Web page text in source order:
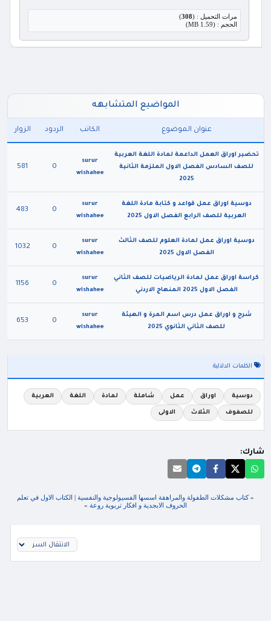
مرات التحميل : (308
)
الحجم : (1.59 MB)
المواضيع المتشابهه
عنوان الموضوع الكاتب الردود الزوار
تحضير اوراق العمل الداعمة لمادة اللغة العربية
للصف السادس الفصل الاول الملزمة الثانية
2025
surur
wishahee
0
581
دوسية اوراق عمل قواعد و كتابة مادة اللغة
العربية للصف الرابع الفصل الاول 2025
surur
wishahee
0
483
دوسية اوراق عمل لمادة العلوم للصف الثالث
الفصل الاول 2025
surur
wishahee
0
1032
كراسة اوراق عمل لمادة الرياضيات للصف الثاني
الفصل الاول 2025 المنهاج الاردني
surur
wishahee
0
1156
شرح و اوراق عمل درس اسم المرة و الهيئة
للصف الثاني الثانوي 2025
surur
wishahee
0
653
الكلمات الدلالية
دوسية اوراق عمل شاملة لمادة اللغة العربية
للصفوف الثلاث الاولى
شارك:
«كتاب مشكلات الطفولة والمراهقة اسسها الفسيولوجية والنفسية | الكتاب الاول في تعلم
الحروف الابجدية و افكار تربوية روعة »